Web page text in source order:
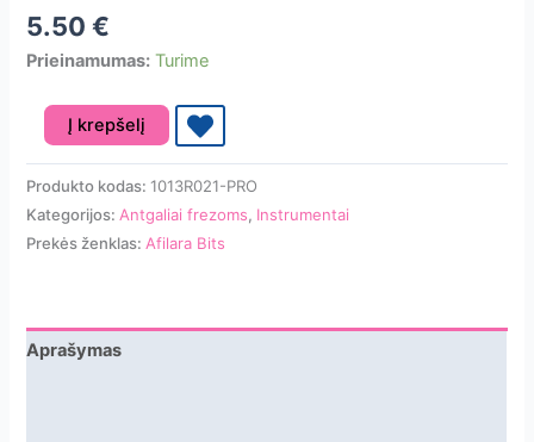
5.50€
Prieinamumas: Turime
produkto
kiekis:
Deimantinis
antgalis
Afilara
morkytė
Į krepšelį
Produkto kodas:1013R021-PRO
Kategorijos:Antgaliai frezoms, Instrumentai
Prekės ženklas:Afilara Bits
Aprašymas